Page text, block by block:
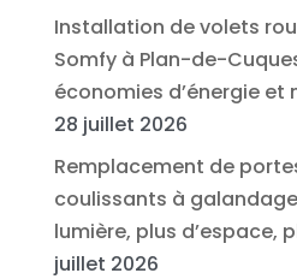
Installation de volets
Somfy à Plan-de-
économies d’énergie
28 juillet 2026
Remplacement de
coulissants à
lumière, plus d’espace,
juillet 2026